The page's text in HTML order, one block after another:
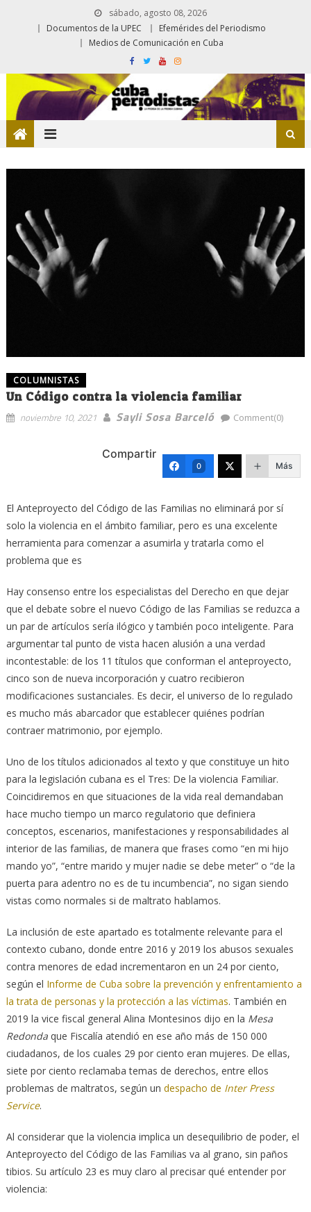
sábado, agosto 08, 2026
Documentos de la UPEC
Efemérides del Periodismo
Medios de Comunicación en Cuba
COLUMNISTAS
Un Código contra la violencia familiar
noviembre 10, 2021 Sayli Sosa Barceló Comment(0)
Compartir
0 Más
El Anteproyecto del Código de las Familias no eliminará por sí
solo la violencia en el ámbito familiar, pero es una excelente
herramienta para comenzar a asumirla y tratarla como el
problema que es
Hay consenso entre los especialistas del Derecho en que dejar
que el debate sobre el nuevo Código de las Familias se reduzca a
un par de artículos sería ilógico y también poco inteligente. Para
argumentar tal punto de vista hacen alusión a una verdad
incontestable: de los 11 títulos que conforman el anteproyecto,
cinco son de nueva incorporación y cuatro recibieron
modificaciones sustanciales. Es decir, el universo de lo regulado
es mucho más abarcador que establecer quiénes podrían
contraer matrimonio, por ejemplo.
Uno de los títulos adicionados al texto y que constituye un hito
para la legislación cubana es el Tres: De la violencia Familiar.
Coincidiremos en que situaciones de la vida real demandaban
hace mucho tiempo un marco regulatorio que definiera
conceptos, escenarios, manifestaciones y responsabilidades al
interior de las familias, de manera que frases como “en mi hijo
mando yo”, “entre marido y mujer nadie se debe meter” o “de la
puerta para adentro no es de tu incumbencia”, no sigan siendo
vistas como normales si de maltrato hablamos.
La inclusión de este apartado es totalmente relevante para el
contexto cubano, donde entre 2016 y 2019 los abusos sexuales
contra menores de edad incrementaron en un 24 por ciento,
según el Informe de Cuba sobre la prevención y enfrentamiento a
la trata de personas y la protección a las víctimas. También en
2019 la vice fiscal general Alina Montesinos dijo en la Mesa
Redondaque Fiscalía atendió en ese año más de 150 000
ciudadanos, de los cuales 29 por ciento eran mujeres. De ellas,
siete por ciento reclamaba temas de derechos, entre ellos
problemas de maltratos, según un despacho de Inter Press
Service.
Al considerar que la violencia implica un desequilibrio de poder, el
Anteproyecto del Código de las Familias va al grano, sin paños
tibios. Su artículo 23 es muy claro al precisar qué entender por
violencia: